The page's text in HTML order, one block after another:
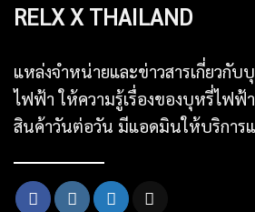
RELX X THAILAND
แหล่งจำหน่ายและข่าวสารเกี่ยวกั
ไฟฟ้า ให้ความรู้เรื่องของบุหรี่ไฟฟ้
สินค้าวันต่อวัน มีแอดมินให้บริการ